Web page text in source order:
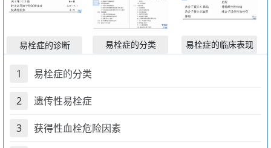
易栓症的诊断 易栓症的分类 易栓症的临床表现
1 易栓症的分类
2 遗传性易栓症
3 获得性血栓危险因素